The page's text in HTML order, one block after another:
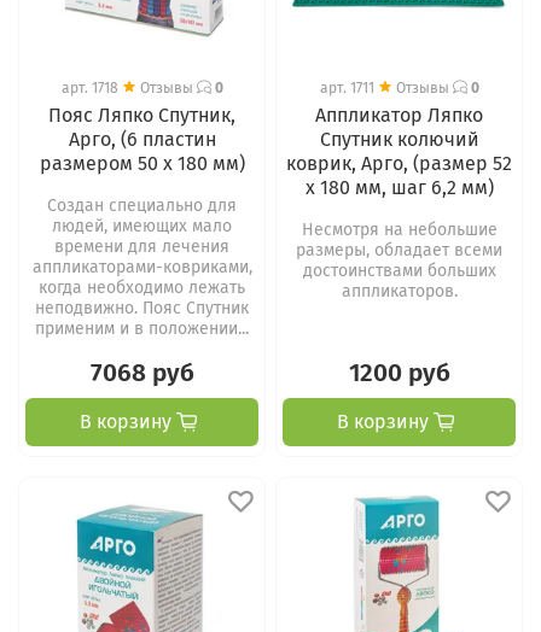
арт. 1718 Отзывы 0
Пояс Ляпко Спутник,
Арго, (6 пластин
размером 50 х 180 мм)
Создан специально для
людей, имеющих мало
времени для лечения
аппликаторами-ковриками,
когда необходимо лежать
неподвижно. Пояс Спутник
применим и в положении...
7068 руб
В корзину
арт. 1711 Отзывы 0
Аппликатор Ляпко
Спутник колючий
коврик, Арго, (размер 52
х 180 мм, шаг 6,2 мм)
Несмотря на небольшие
размеры, обладает всеми
достоинствами больших
аппликаторов.
1200 руб
В корзину